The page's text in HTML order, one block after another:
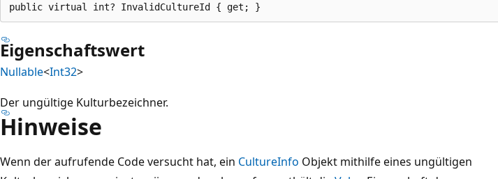
public virtual int? InvalidCultureId { get; }
Eigenschaftswert
Nullable<Int32>
Der ungültige Kulturbezeichner.
Hinweise
Wenn der aufrufende Code versucht hat, ein CultureInfo Objekt mithilfe eines ungültigen